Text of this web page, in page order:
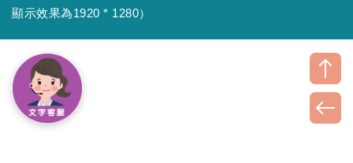
顯示效果為1920 * 1280）